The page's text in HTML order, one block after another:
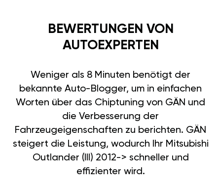
BEWERTUNGEN VON
AUTOEXPERTEN
Weniger als 8 Minuten benötigt der
bekannte Auto-Blogger, um in einfachen
Worten über das Chiptuning von GÄN und
die Verbesserung der
Fahrzeugeigenschaften zu berichten. GÄN
steigert die Leistung, wodurch Ihr Mitsubishi
Outlander (III) 2012-> schneller und
effizienter wird.